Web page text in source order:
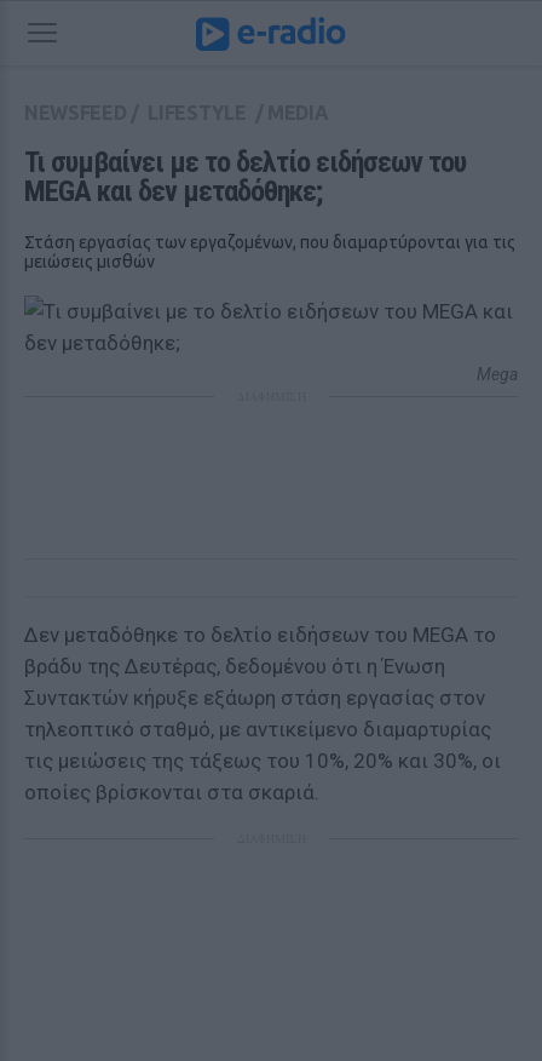
Τι συμβαίνει με το δελτίο ειδήσεων του
MEGA και δεν μεταδόθηκε;
Στάση εργασίας των εργαζομένων, που διαμαρτύρονται για τις
μειώσεις μισθών
Mega
Δεν μεταδόθηκε το δελτίο ειδήσεων του MEGA το
βράδυ της Δευτέρας, δεδομένου ότι η Ένωση
Συντακτών κήρυξε εξάωρη στάση εργασίας στον
τηλεοπτικό σταθμό, με αντικείμενο διαμαρτυρίας
τις μειώσεις της τάξεως του 10%, 20% και 30%, οι
οποίες βρίσκονται στα σκαριά.